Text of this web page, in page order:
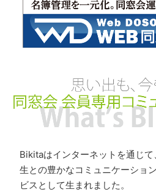
Bikitaはインターネットを通じ
生との豊かなコミュニケーショ
ビスとして生まれました。